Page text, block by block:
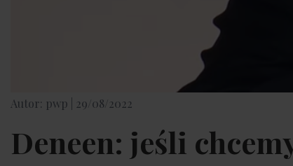
Autor: pwp | 29/08/2022
Deneen: jeśli